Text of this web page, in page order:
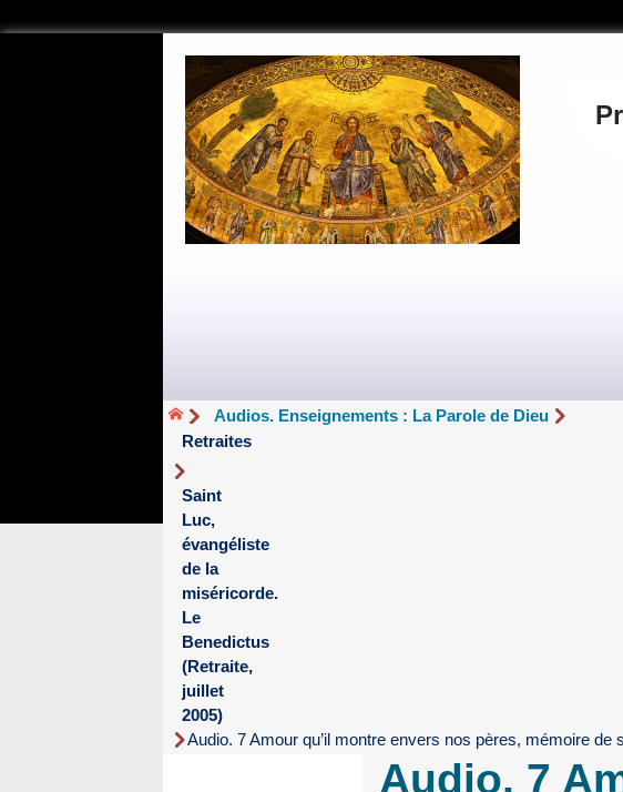
Audios. Enseignements : La Parole de Dieu
Retraites
Saint
Luc,
évangéliste
de la
miséricorde.
Le
Benedictus
(Retraite,
juillet
2005)
Audio. 7 Amour qu’il montre envers nos pères, mémoire de
Audio. 7